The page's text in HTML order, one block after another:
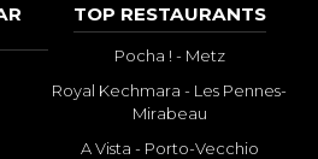
TOP RESTAURANTS
Pocha ! - Metz
Royal Kechmara - Les Pennes-
Mirabeau
A Vista - Porto-Vecchio